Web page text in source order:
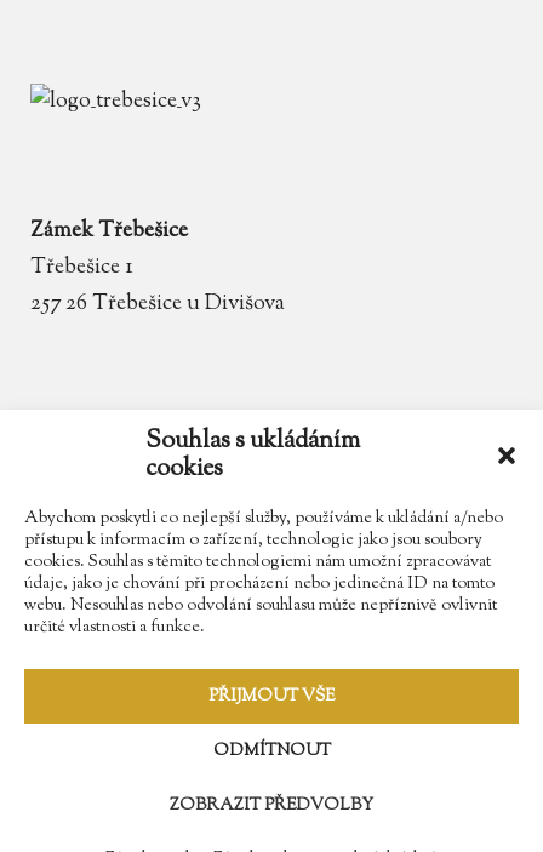
Souhlas s ukládáním
cookies
Abychom poskytli co nejlepší služby, používáme k ukládání a/nebo
přístupu k informacím o zařízení, technologie jako jsou soubory
cookies. Souhlas s těmito technologiemi nám umožní zpracovávat
údaje, jako je chování při procházení nebo jedinečná ID na tomto
webu. Nesouhlas nebo odvolání souhlasu může nepříznivě ovlivnit
určité vlastnosti a funkce.
PŘIJMOUT VŠE
ODMÍTNOUT
ZOBRAZIT PŘEDVOLBY
Zámek Třebešice
Třebešice 1
257 26 Třebešice u Divišova
zamek.trebesice@volny.cz
602 354 467
Najdete nás na Facebooku
Sledujte náš Instagram
© 2009 - 2018 Zámek Třebešice //Správa webů - Softmedia.cz